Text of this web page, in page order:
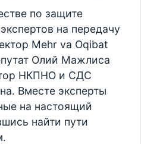
по защите
на передачу
Mehr va Oqibat
Олий Мажлиса
НКПНО и СДС
Вместе эксперты
на настоящий
найти пути